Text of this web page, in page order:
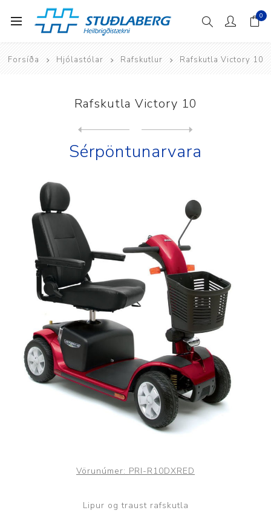
0
Forsíða Hjólastólar Rafskutlur Rafskutla Victory 10
Rafskutla Victory 10
Sérpöntunarvara
Vörunúmer: PRI-R10DXRED
Lipur og traust rafskutla